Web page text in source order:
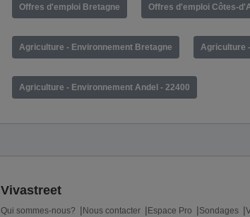
Offres d'emploi Bretagne Offres d'emploi Côtes-
Agriculture - Environnement Bretagne Agriculture
Agriculture - Environnement Andel - 22400
Vivastreet
Qui sommes-nous? Nous contacter Espace Pro Sondages